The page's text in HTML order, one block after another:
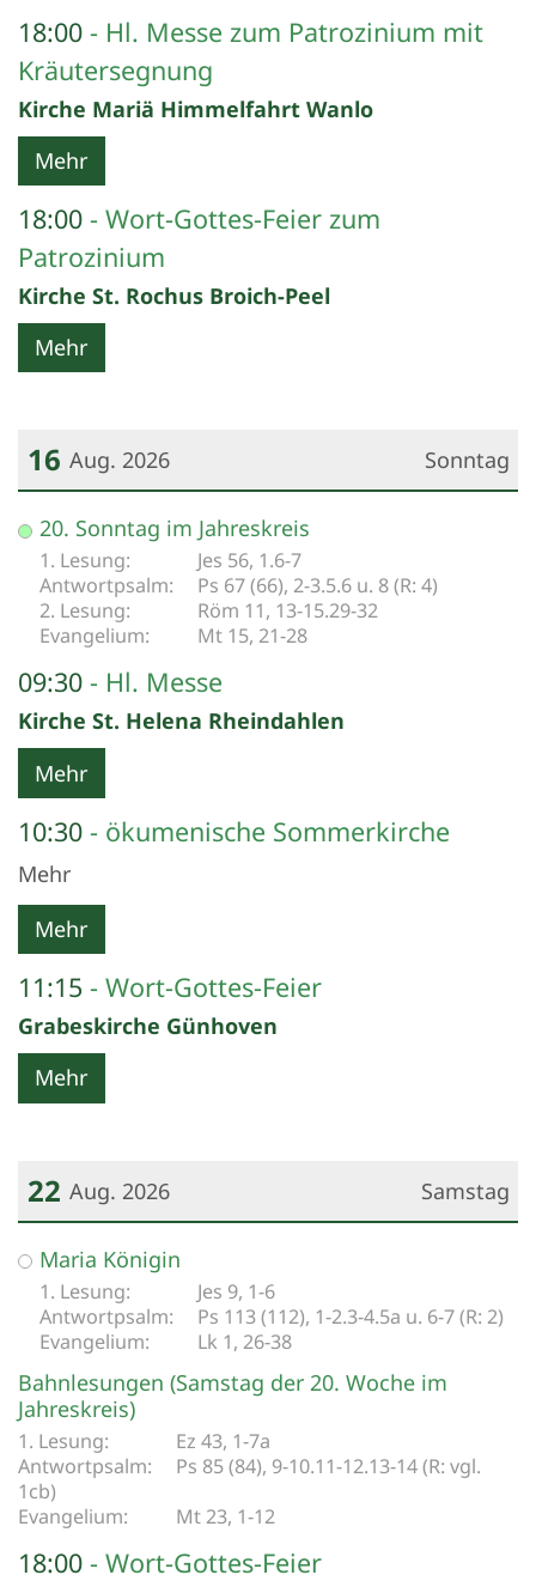
18:00
Hl. Messe zum Patrozinium mit
Kräutersegnung
Kirche Mariä Himmelfahrt Wanlo
Mehr
18:00
Wort-Gottes-Feier zum
Patrozinium
Kirche St. Rochus Broich-Peel
Mehr
Sonntag
16 Aug. 2026
Datum: 16. August 2026
20. Sonntag im Jahreskreis
Jes 56, 1.6-7
Ps 67 (66), 2-3.5.6 u. 8 (R: 4)
Röm 11, 13-15.29-32
Mt 15, 21-28
09:30 Hl. Messe
Kirche St. Helena Rheindahlen
Mehr
10:30 ökumenische Sommerkirche
Mehr
Mehr
11:15 Wort-Gottes-Feier
Grabeskirche Günhoven
Mehr
Samstag
22 Aug. 2026
Datum: 22. August 2026
Maria Königin
Jes 9, 1-6
Ps 113 (112), 1-2.3-4.5a u. 6-7 (R: 2)
Lk 1, 26-38
Bahnlesungen (Samstag der 20. Woche im
Jahreskreis)
Ez 43, 1-7a
Ps 85 (84), 9-10.11-12.13-14 (R: vgl.
1cb)
Mt 23, 1-12
18:00 Wort-Gottes-Feier